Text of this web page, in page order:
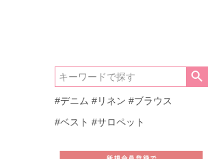
#デニム #リネン #ブラウス
#ベスト #サロペット